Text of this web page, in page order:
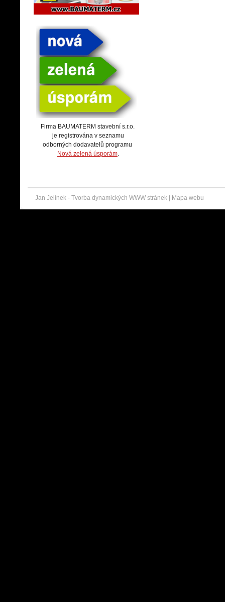
Firma BAUMATERM stavební s.r.o.
je registrována v seznamu
odborných dodavatelů programu
Nová zelená úsporám.
Jan Jelínek - Tvorba dynamických WWW stránek Mapa webu